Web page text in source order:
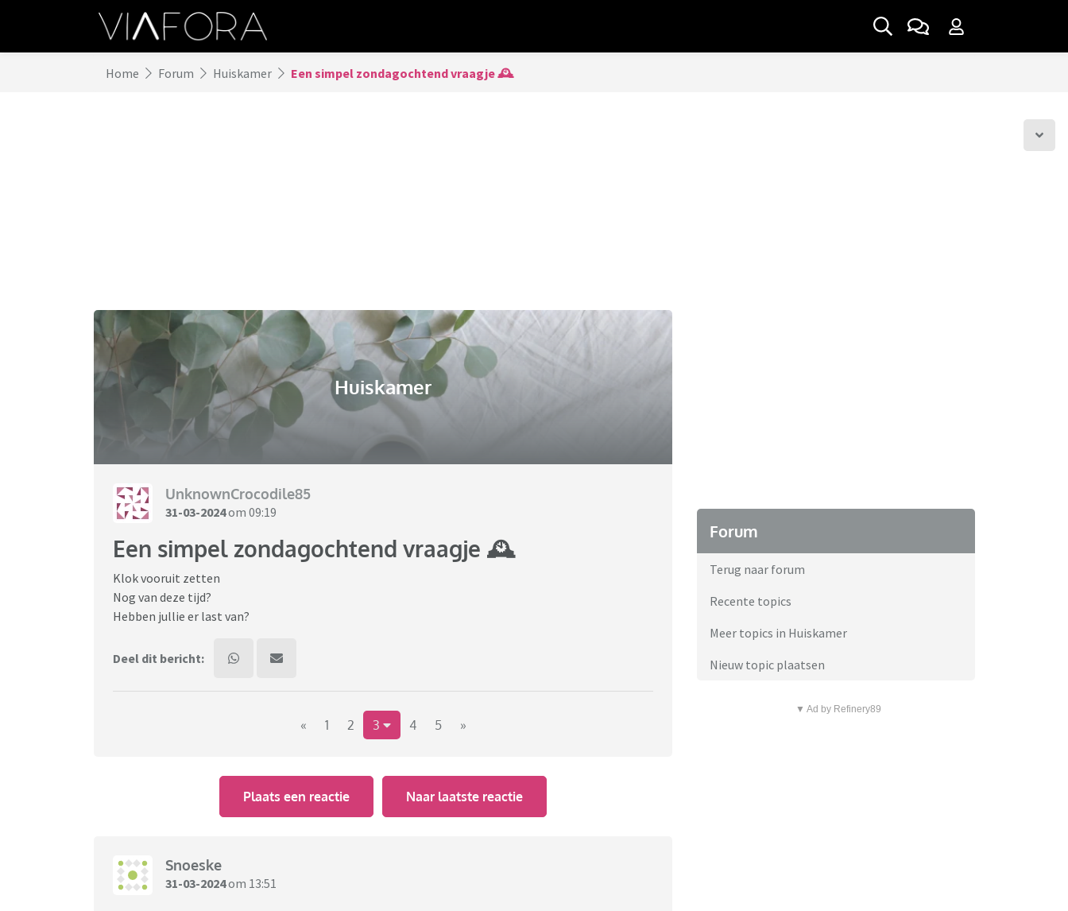
Home Forum Huiskamer Een simpel zondagochtend vraagje 🕰️
Huiskamer
UnknownCrocodile85
31-03-2024om 09:19
Een simpel zondagochtend vraagje 🕰️
Klok vooruit zetten
Nog van deze tijd?
Hebben jullie er last van?
Deel dit bericht:
« 1 2 3 4 5 »
Plaats een reactie Naar laatste reactie
Snoeske
31-03-2024om 13:51
Forum
Terug naar forum
Recente topics
Meer topics in Huiskamer
Nieuw topic plaatsen
▼ Ad by Refinery89